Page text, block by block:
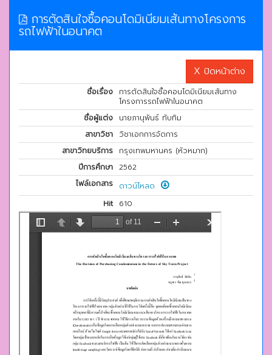
การตัดสินใจซื้อคอนโดมิเนียมเส้นทางโครงการ
รถไฟฟ้าในอนาคต
X ปิดหน้าต่าง
ชื่อเรื่อง การตัดสินใจซื้อคอนโดมิเนียมเส้นทาง
โครงการรถไฟฟ้าในอนาคต
ชื่อผู้แต่ง
นายภานุพันธ์ ทับทิม
สาขาวิชา
วิชาเอกการจัดการ
สาขาวิทยบริการ กรุงเทพมหานคร (หัวหมาก)
ปีการศึกษา 2562
ไฟล์เอกสาร
ดาวน์โหลด
Hit
610